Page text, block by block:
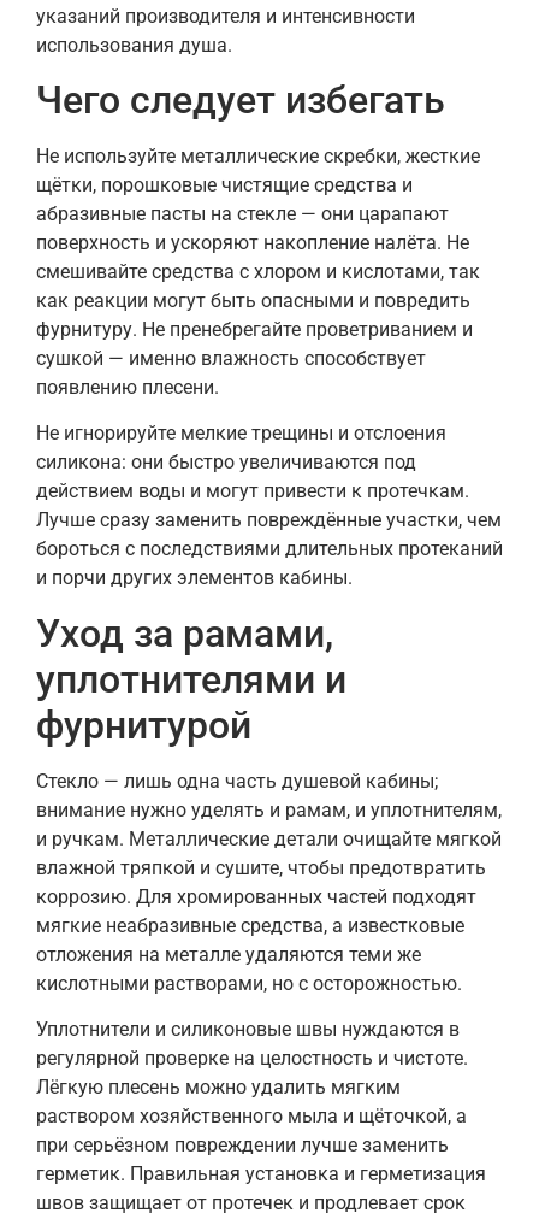
указаний производителя и интенсивности
использования душа.
Чего следует избегать
Не используйте металлические скребки, жесткие
щётки, порошковые чистящие средства и
абразивные пасты на стекле — они царапают
поверхность и ускоряют накопление налёта. Не
смешивайте средства с хлором и кислотами, так
как реакции могут быть опасными и повредить
фурнитуру. Не пренебрегайте проветриванием и
сушкой — именно влажность способствует
появлению плесени.
Не игнорируйте мелкие трещины и отслоения
силикона: они быстро увеличиваются под
действием воды и могут привести к протечкам.
Лучше сразу заменить повреждённые участки, чем
бороться с последствиями длительных протеканий
и порчи других элементов кабины.
Уход за рамами,
уплотнителями и
фурнитурой
Стекло — лишь одна часть душевой кабины;
внимание нужно уделять и рамам, и уплотнителям,
и ручкам. Металлические детали очищайте мягкой
влажной тряпкой и сушите, чтобы предотвратить
коррозию. Для хромированных частей подходят
мягкие неабразивные средства, а известковые
отложения на металле удаляются теми же
кислотными растворами, но с осторожностью.
Уплотнители и силиконовые швы нуждаются в
регулярной проверке на целостность и чистоте.
Лёгкую плесень можно удалить мягким
раствором хозяйственного мыла и щёточкой, а
при серьёзном повреждении лучше заменить
герметик. Правильная установка и герметизация
швов защищает от протечек и продлевает срок